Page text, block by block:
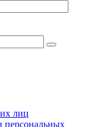
лиц
персональных